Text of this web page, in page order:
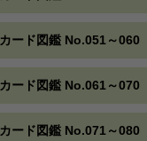
カード図鑑 No.051～060
カード図鑑 No.061～070
カード図鑑 No.071～080